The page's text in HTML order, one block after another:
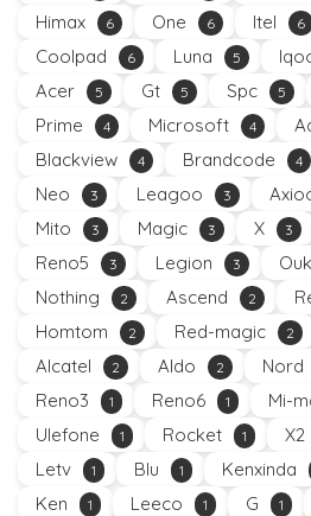
Himax 6 One 6 Itel 6
Coolpad 6 Luna 5
Acer 5 Gt 5 Spc 5
Prime 4 Microsoft 4
Blackview 4 Brandcode 4
Neo 3 Leagoo 3
Mito 3 Magic 3 X 3
Reno5 3 Legion 3
Nothing 2 Ascend 2
Homtom 2 Red-magic 2
Alcatel 2 Aldo 2 Nord
Reno3 1 Reno6 1 Mi-
Ulefone 1 Rocket 1 X2
Letv 1 Blu 1 Kenxinda
Ken 1 Leeco 1 G 1